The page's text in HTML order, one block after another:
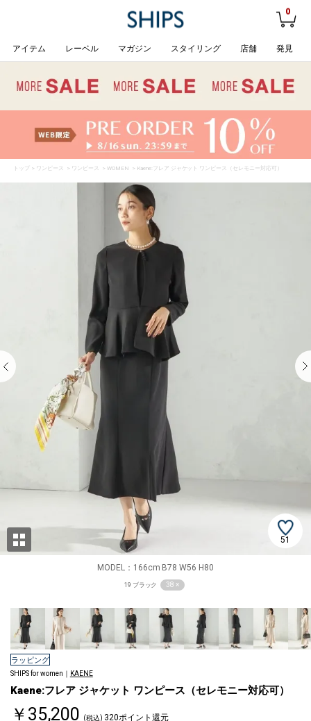
0
アイテム レーベル マガジン スタイリング 店舗 発見
トップ > ワンピース > ワンピース > WOMEN > Kaene:フレア ジャケット ワンピース（セレモニー対応可）
51
MODEL：166cm B78 W56 H80
19 ブラック 38 ×
ラッピング
SHIPS for women｜ KAENE
Kaene:フレア ジャケット ワンピース（セレモニー対応可）
￥35,200 (税込) 320ポイント還元